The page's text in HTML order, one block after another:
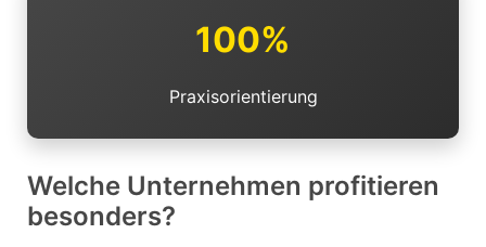
100%
Praxisorientierung
Welche Unternehmen profitieren
besonders?